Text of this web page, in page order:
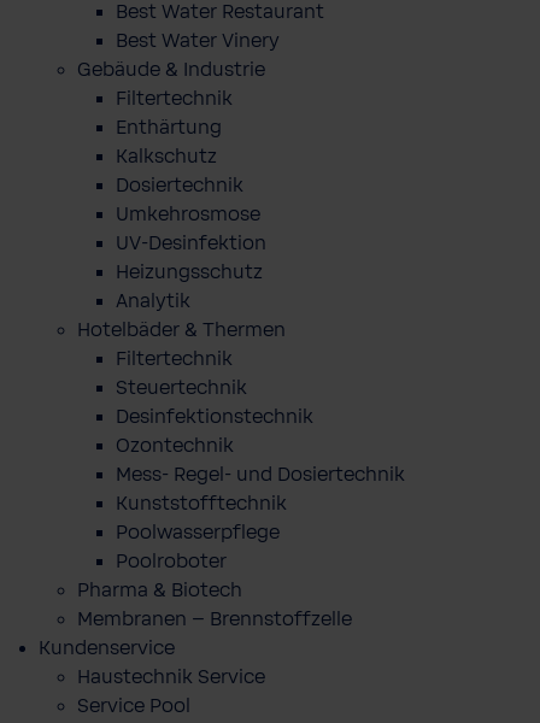
Best Water Restaurant
Best Water Vinery
Gebäude & Industrie
Filtertechnik
Enthärtung
Kalkschutz
Dosiertechnik
Umkehrosmose
UV-Desinfektion
Heizungsschutz
Analytik
Hotelbäder & Thermen
Filtertechnik
Steuertechnik
Desinfektionstechnik
Ozontechnik
Mess- Regel- und Dosiertechnik
Kunststofftechnik
Poolwasserpflege
Poolroboter
Pharma & Biotech
Membranen – Brennstoffzelle
Kundenservice
Haustechnik Service
Service Pool